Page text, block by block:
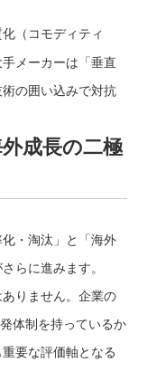
（コモディティ
メーカーは「垂直
の囲い込みで対抗
成長の二極
・淘汰」と「海外
らに進みます。
りません。企業の
体制を持っているか
要な評価軸となる